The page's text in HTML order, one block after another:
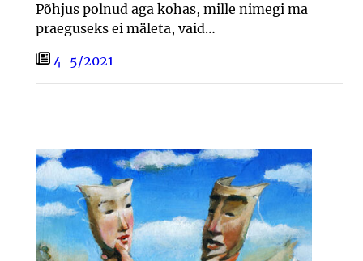
Põhjus polnud aga kohas, mille nimegi ma
praeguseks ei mäleta, vaid…
4-5/2021